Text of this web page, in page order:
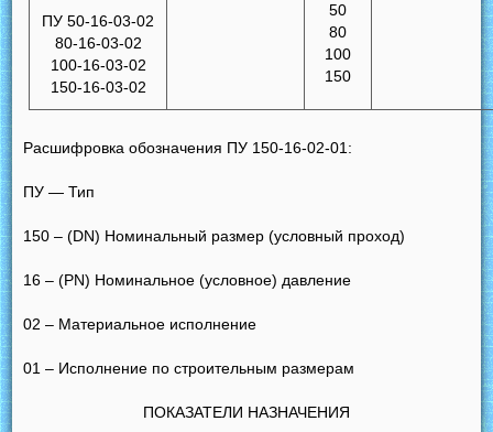
ПУ 50-16-03-02
80-16-03-02
100-16-03-02
150-16-03-02
50
80
100
150
Расшифровка обозначения ПУ 150-16-02-01:
ПУ — Тип
150 – (DN) Номинальный размер (условный проход)
16 – (РN) Номинальное (условное) давление
02 – Материальное исполнение
01 – Исполнение по строительным размерам
ПОКАЗАТЕЛИ НАЗНАЧЕНИЯ